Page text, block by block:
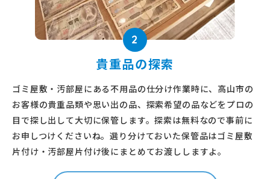
2
貴重品の探索
ゴミ屋敷・汚部屋にある不用品の仕分け作業時に、高山市の
お客様の貴重品類や思い出の品、探索希望の品などをプロの
目で探し出して大切に保管します。探索は無料なので事前に
お申しつけくださいね。選り分けておいた保管品はゴミ屋敷
片付け・汚部屋片付け後にまとめてお渡ししますよ。